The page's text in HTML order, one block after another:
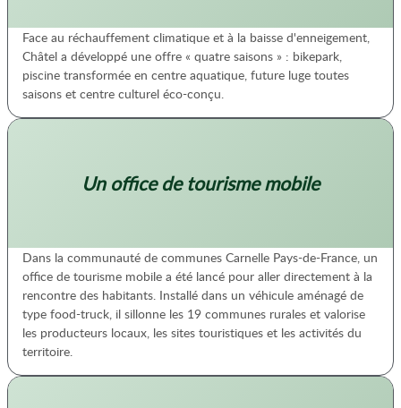
Face au réchauffement climatique et à la baisse d'enneigement,
Châtel a développé une offre « quatre saisons » : bikepark,
piscine transformée en centre aquatique, future luge toutes
saisons et centre culturel éco-conçu.
Un office de tourisme mobile
Dans la communauté de communes Carnelle Pays-de-France, un
office de tourisme mobile a été lancé pour aller directement à la
rencontre des habitants. Installé dans un véhicule aménagé de
type food-truck, il sillonne les 19 communes rurales et valorise
les producteurs locaux, les sites touristiques et les activités du
territoire.